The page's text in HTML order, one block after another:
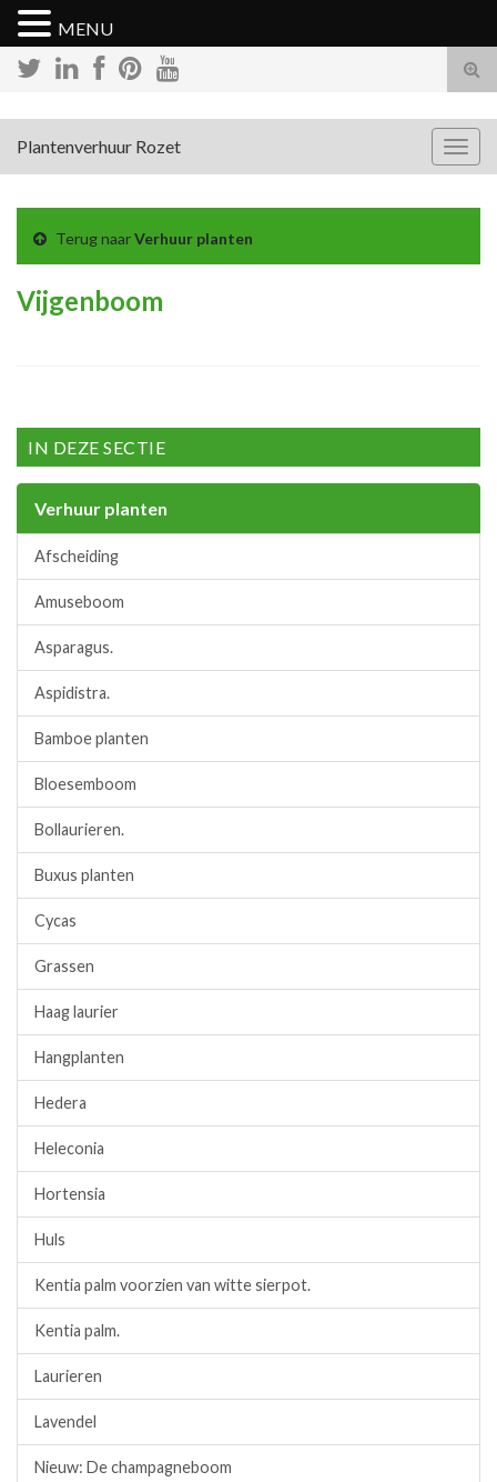
Plantenverhuur Rozet
Terug naarVerhuur planten
Vijgenboom
IN DEZE SECTIE
Verhuur planten
Afscheiding
Amuseboom
Asparagus.
Aspidistra.
Bamboe planten
Bloesemboom
Bollaurieren.
Buxus planten
Cycas
Grassen
Haag laurier
Hangplanten
Hedera
Heleconia
Hortensia
Huls
Kentia palm voorzien van witte sierpot.
Kentia palm.
Laurieren
Lavendel
Nieuw: De champagneboom
MENU